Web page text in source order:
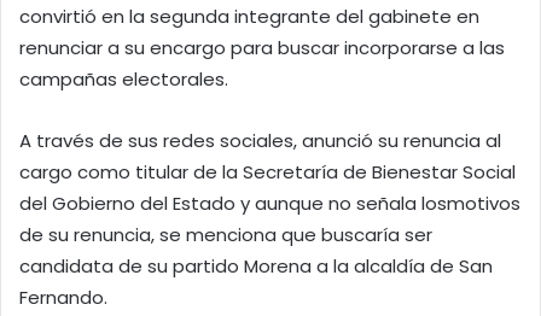
convirtió en la segunda integrante del gabinete en
renunciar a su encargo para buscar incorporarse a las
campañas electorales.
A través de sus redes sociales, anunció su renuncia al
cargo como titular de la Secretaría de Bienestar Social
del Gobierno del Estado y aunque no señala losmotivos
de su renuncia, se menciona que buscaría ser
candidata de su partido Morena a la alcaldía de San
Fernando.